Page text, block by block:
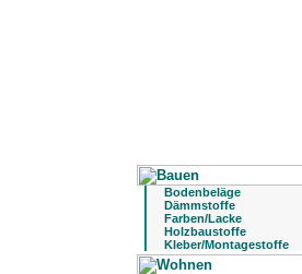
Bodenbeläge
Dämmstoffe
Farben/Lacke
Holzbaustoffe
Kleber/Montagestoffe